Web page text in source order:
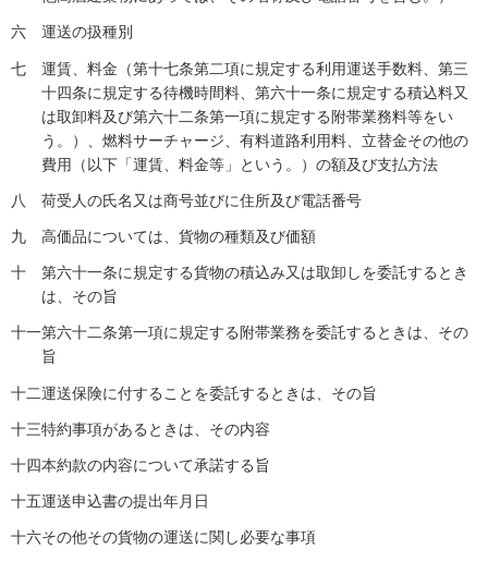
六 運送の扱種別
七
運賃、料金（第十七条第二項に規定する利用運送手数料、第三
十四条に規定する待機時間料、第六十一条に規定する積込料又
は取卸料及び第六十二条第一項に規定する附帯業務料等をい
う。）、燃料サーチャージ、有料道路利用料、立替金その他の
費用（以下「運賃、料金等」という。）の額及び支払方法
八 荷受人の氏名又は商号並びに住所及び電話番号
九 高価品については、貨物の種類及び価額
十
第六十一条に規定する貨物の積込み又は取卸しを委託するとき
は、その旨
十一第六十二条第一項に規定する附帯業務を委託するときは、その
旨
十二運送保険に付することを委託するときは、その旨
十三特約事項があるときは、その内容
十四本約款の内容について承諾する旨
十五運送申込書の提出年月日
十六その他その貨物の運送に関し必要な事項